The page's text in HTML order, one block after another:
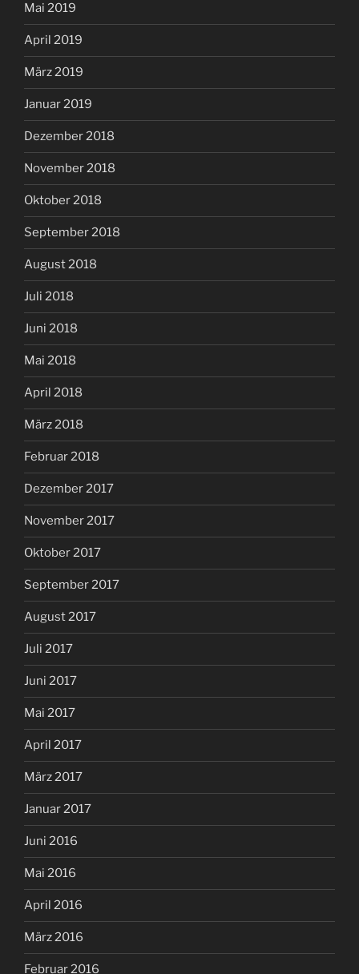
Mai 2019
April 2019
März 2019
Januar 2019
Dezember 2018
November 2018
Oktober 2018
September 2018
August 2018
Juli 2018
Juni 2018
Mai 2018
April 2018
März 2018
Februar 2018
Dezember 2017
November 2017
Oktober 2017
September 2017
August 2017
Juli 2017
Juni 2017
Mai 2017
April 2017
März 2017
Januar 2017
Juni 2016
Mai 2016
April 2016
März 2016
Februar 2016